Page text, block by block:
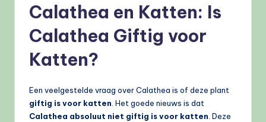
Calathea en Katten: Is
Calathea Giftig voor
Katten?
Een veelgestelde vraag over Calathea is of deze plant
giftig is voor katten . Het goede nieuws is dat
Calathea absoluut niet giftig is voor katten . Deze